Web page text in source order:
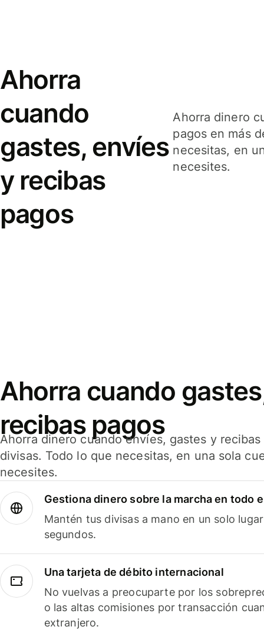
Ahorra
cuando
gastes, envíes
y recibas
pagos
Ahorra dinero
pagos en más
necesitas, en
necesites.
Ahorra cuando
recibas pagos
Ahorra dinero cuando envíes, gastes y
divisas. Todo lo que necesitas, en una sola
necesites.
Gestiona dinero sobre la marcha en todo
Mantén tus divisas a mano en un solo
segundos.
Una tarjeta de débito internacional
No vuelvas a preocuparte por los
o las altas comisiones por transacción
extranjero.